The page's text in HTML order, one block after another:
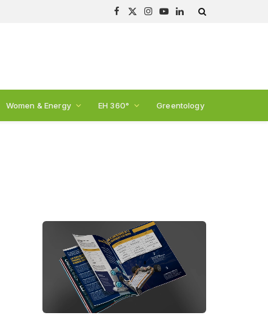
Facebook
X
Instagram
YouTubeLinkedIn
Women & Energy EH 360° Greentology